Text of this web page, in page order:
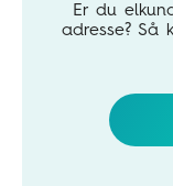
Er du
adresse? Så